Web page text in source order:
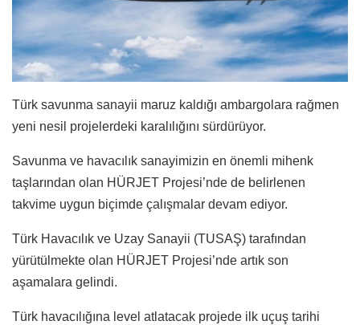
Türk savunma sanayii maruz kaldığı ambargolara rağmen
yeni nesil projelerdeki karalılığını sürdürüyor.
Savunma ve havacılık sanayimizin en önemli mihenk
taşlarından olan HÜRJET Projesi’nde de belirlenen
takvime uygun biçimde çalışmalar devam ediyor.
Türk Havacılık ve Uzay Sanayii (TUSAŞ) tarafından
yürütülmekte olan HÜRJET Projesi’nde artık son
aşamalara gelindi.
Türk havacılığına level atlatacak projede ilk uçuş tarihi